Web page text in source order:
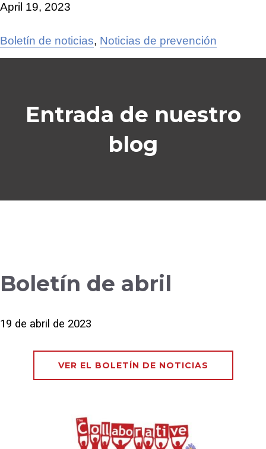
April 19, 2023
Boletín de noticias, Noticias de prevención
Entrada de nuestro
blog
Boletín de abril
19 de abril de 2023
VER EL BOLETÍN DE NOTICIAS